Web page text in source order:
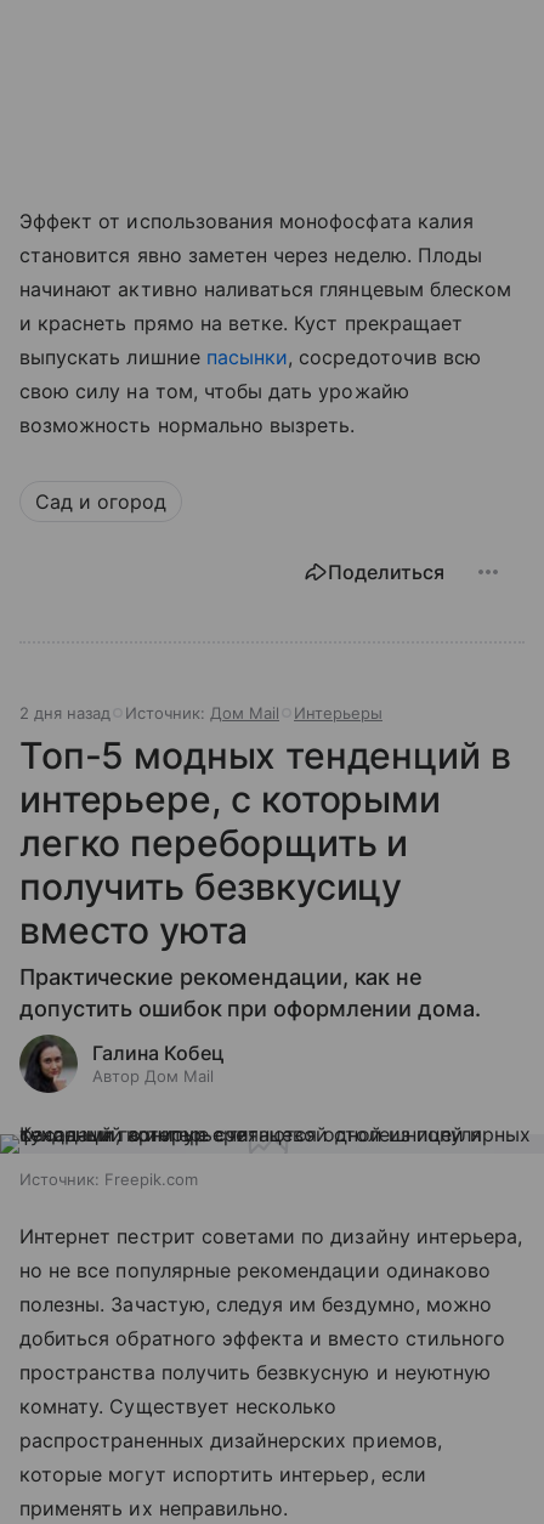
Эффект от использования монофосфата калия
становится явно заметен через неделю. Плоды
начинают активно наливаться глянцевым блеском
и краснеть прямо на ветке. Куст прекращает
выпускать лишние пасынки, сосредоточив всю
свою силу на том, чтобы дать урожайю
возможность нормально вызреть.
Сад и огород
Поделиться
2 дня назад Источник: Дом Mail Интерьеры
Топ-5 модных тенденций в
интерьере, с которыми
легко переборщить и
получить безвкусицу
вместо уюта
Практические рекомендации, как не
допустить ошибок при оформлении дома.
Галина Кобец
Автор Дом Mail
Источник: Freepik.com
Интернет пестрит советами по дизайну интерьера,
но не все популярные рекомендации одинаково
полезны. Зачастую, следуя им бездумно, можно
добиться обратного эффекта и вместо стильного
пространства получить безвкусную и неуютную
комнату. Существует несколько
распространенных дизайнерских приемов,
которые могут испортить интерьер, если
применять их неправильно.